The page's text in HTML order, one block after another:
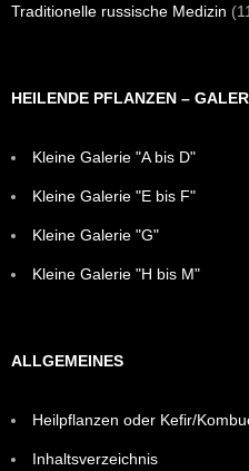
Traditionelle russische Medizin
HEILENDE PFLANZEN –
Kleine Galerie "A bis D"
Kleine Galerie "E bis F"
Kleine Galerie "G"
Kleine Galerie "H bis M"
ALLGEMEINES
Heilpflanzen oder Kefir/
Inhaltsverzeichnis